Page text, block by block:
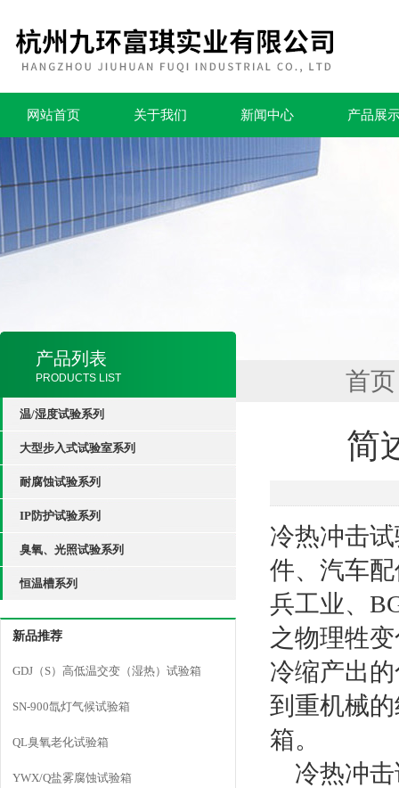
网站首页 关于我们 新闻中心 产品展
产品列表
PRODUCTS LIST
温/湿度试验系列
大型步入式试验室系列
耐腐蚀试验系列
IP防护试验系列
臭氧、光照试验系列
恒温槽系列
新品推荐
GDJ（S）高低温交变（湿热）试验箱
SN-900氙灯气候试验箱
QL臭氧老化试验箱
YWX/Q盐雾腐蚀试验箱
首页
简
冷热冲击
件、汽车
兵工业、
之物理牲
冷缩产出
到重机械
箱。
冷热冲击